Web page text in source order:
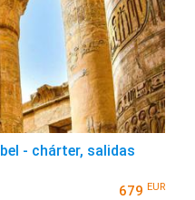
- chárter, salidas
679 EUR